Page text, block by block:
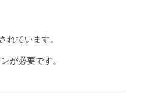
れています。
が必要です。